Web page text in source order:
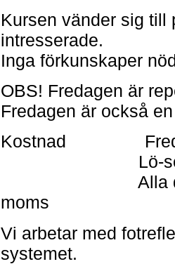
Kursen vänder sig till
intresserade.
Inga förkunskaper
OBS! Fredagen är
Fredagen är också
Kostnad
Lö-sö 8 - 9
Alla
moms
Vi arbetar med
systemet.